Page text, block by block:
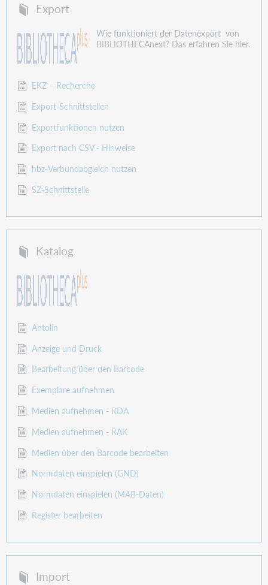
Export
Wie funktioniert der Datenexport von
BIBLIOTHECAnext? Das erfahren Sie hier.
EKZ – Recherche
Export-Schnittstellen
Exportfunktionen nutzen
Export nach CSV - Hinweise
hbz-Verbundabgleich nutzen
SZ-Schnittstelle
Katalog
Antolin
Anzeige und Druck
Bearbeitung über den Barcode
Exemplare aufnehmen
Medien aufnehmen - RDA
Medien aufnehmen - RAK
Medien über den Barcode bearbeiten
Normdaten einspielen (GND)
Normdaten einspielen (MAB-Daten)
Register bearbeiten
Import